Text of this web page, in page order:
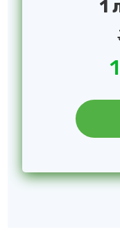
1